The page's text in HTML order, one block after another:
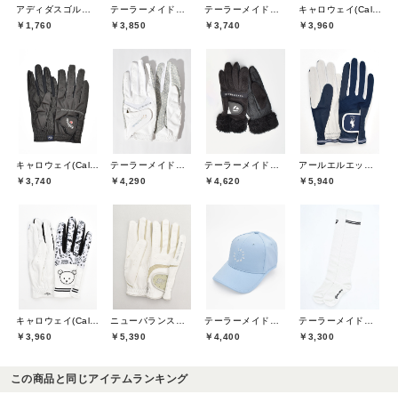
￥1,760
￥3,850
￥3,740
￥3,960
￥3,740
￥4,290
￥4,620
￥5,940
￥3,960
￥5,390
￥4,400
￥3,300
この商品と同じアイテムランキング